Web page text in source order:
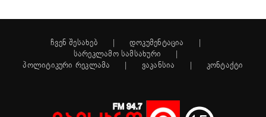
ჩვენ შესახებ
დოკუმენტაცია
სარეკლამო სამსახური
პოლიტიკური რეკლამა
ვაკანსია კონტაქტი